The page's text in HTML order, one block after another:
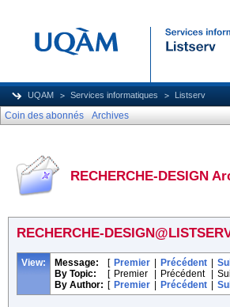
UQAM Services informatiques Listserv
Coin des abonnés Archives
RECHERCHE-DESIGN
RECHERCHE-
View: Message: [ Premier Précédent
By Topic:
[ Premier Précédent
By Author: [ Premier Précédent